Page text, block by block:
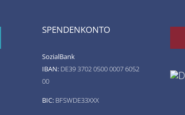
SPENDENKONTO
SozialBank
IBAN: DE39 3702 0500 0007 6052
00
BIC: BFSWDE33XXX